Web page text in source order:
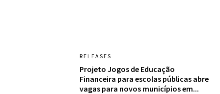
RELEASES
Projeto Jogos de Educação
Financeira para escolas públicas abre
vagas para novos municípios em...